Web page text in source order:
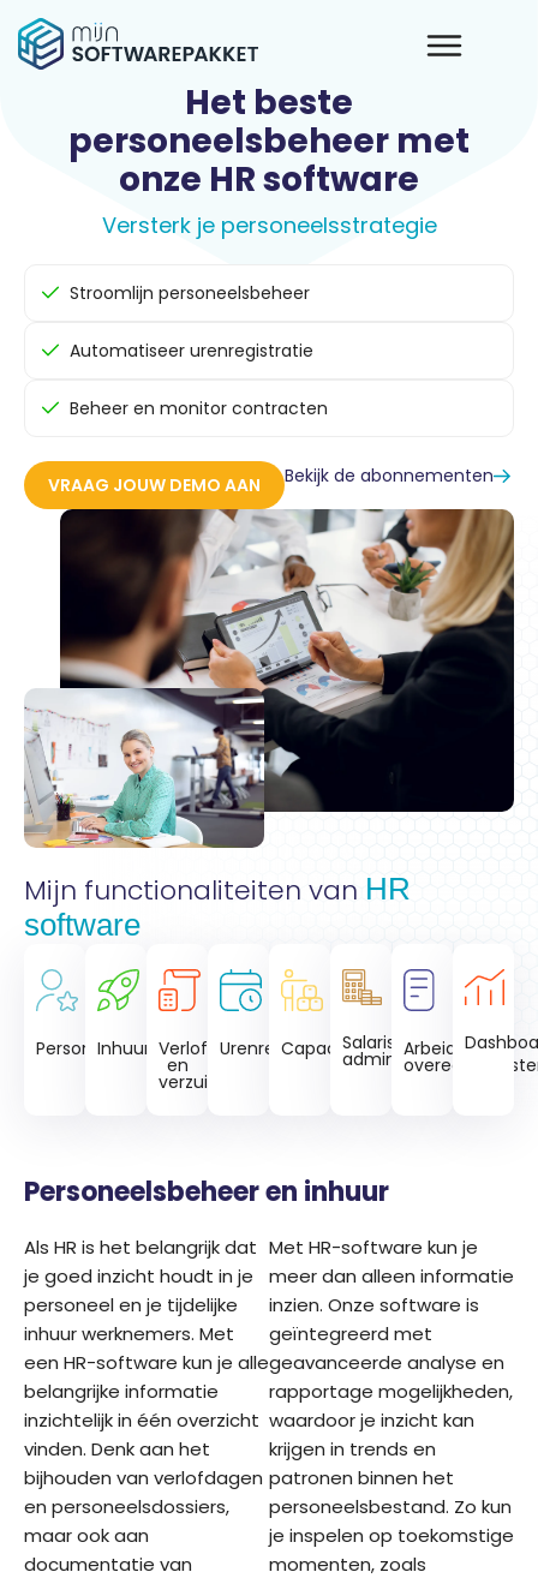
Het beste
personeelsbeheer met
onze HR software
Versterk je personeelsstrategie
Stroomlijn personeelsbeheer
Automatiseer urenregistratie
Beheer en monitor contracten
VRAAG JOUW DEMO AAN Bekijk de abonnementen
Mijn functionaliteiten van HR
software
PersoneelInhuur Verlof
en
verzuim
Urenregistratie
Capaciteit
Salaris
administratie
Arbeids-
Personeelsbeheer en inhuur
Als HR is het belangrijk dat
je goed inzicht houdt in je
personeel en je tijdelijke
inhuur werknemers. Met
een HR-software kun je alle
belangrijke informatie
inzichtelijk in één overzicht
vinden. Denk aan het
bijhouden van verlofdagen
en personeelsdossiers,
maar ook aan
documentatie van
Met HR-software kun je
meer dan alleen informatie
inzien. Onze software is
geïntegreerd met
geavanceerde analyse en
rapportage mogelijkheden,
waardoor je inzicht kan
krijgen in trends en
patronen binnen het
personeelsbestand. Zo kun
je inspelen op toekomstige
momenten, zoals